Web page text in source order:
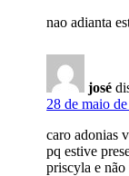
nao adianta
josé
28 de maio
caro adonias
pq estive
priscyla e